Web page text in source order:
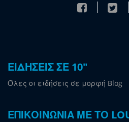
ΕΙΔΗΣΕΙΣ ΣΕ 10"
Όλες οι ειδήσεις σε μορφή Blog
ΕΠΙΚΟΙΝΩΝΙΑ ΜΕ ΤΟ